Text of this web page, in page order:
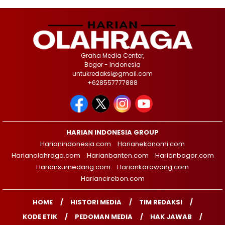
Graha Media Center,
Bogor - Indonesia
untukredaksi@gmail.com
+628557777888
HARIAN INDONESIA GROUP
Harianindonesia.com
Harianekonomi.com
Harianolahraga.com
Harianbanten.com
Harianbogor.com
Hariansumedang.com
Hariankarawang.com
Hariancirebon.com
HOME HISTORI MEDIA
TIM REDAKSI
KODE ETIK
PEDOMAN MEDIA HAK JAWAB